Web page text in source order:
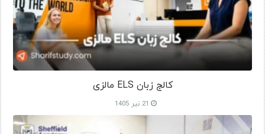
کالج زبان ELS مالزی
21 تیر 1405